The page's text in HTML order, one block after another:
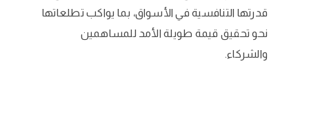
قدرتها التنافسية في الأسواق، بما يواكب تطلعاتها
نحو تحقيق قيمة طويلة الأمد للمساهمين
والشركاء.